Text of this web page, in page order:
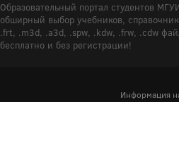
Образовательный портал студентов
обширный выбор учебников,
.frt, .m3d, .a3d, .spw, .kdw, .frw, .cdw
бесплатно и без регистрации!
Информация